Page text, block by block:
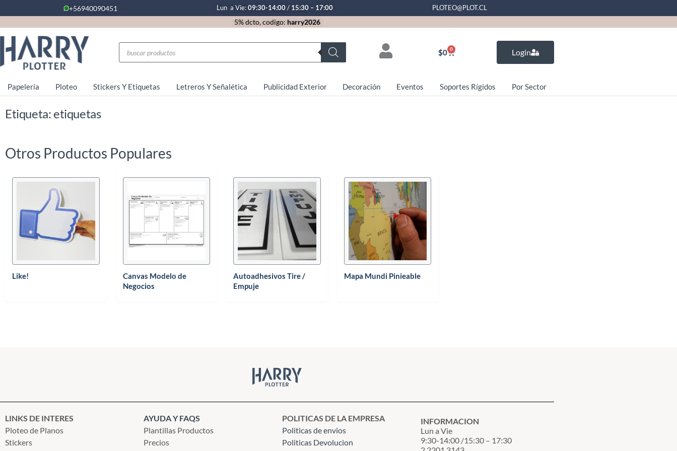
+56940090451 Lun a Vie:09:30-14:00/ 15:30 – 17:00 PLOTEO@PLOT.CL
5% dcto, codigo: harry2026
$0 0 Login
Papelería Ploteo Stickers Y Etiquetas Letreros Y Señalética Publicidad Exterior Decoración Eventos Soportes Rígidos Por Sector
Etiqueta: etiquetas
Otros Productos Populares
Like!
Canvas Modelo de
Negocios
Autoadhesivos Tire /
Empuje
Mapa Mundi Pinieable
LINKS DE INTERES
Ploteo de Planos
Stickers
AYUDA Y FAQS
Plantillas Productos
Precios
POLITICAS DE LA EMPRESA
Politicas de envios
Politicas Devolucion
INFORMACION
Lun a Vie
9:30-14:00 /15:30 – 17:30